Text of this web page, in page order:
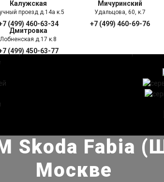
Калужская
проезд д.14а к.5
(499) 460-63-34
Мичуринский
Удальцова, 60, к.7
+7 (499) 460-69-76
Дмитровка
Лобненская д.17 к.8
(499) 450-63-77ПРАЙС ЛИСТ
Skoda Fabia
Москве